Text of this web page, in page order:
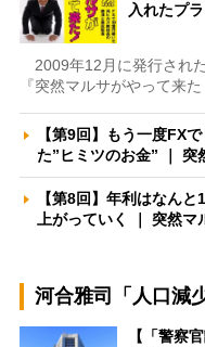
入れたプ
2009年12月に発行され
『突然マルサがやって来
【第9回】もう一度FX
た”ヒミツのお金” ｜
【第8回】年利はなん
上がっていく ｜ 突然
河合雅司「人口減
【「警察